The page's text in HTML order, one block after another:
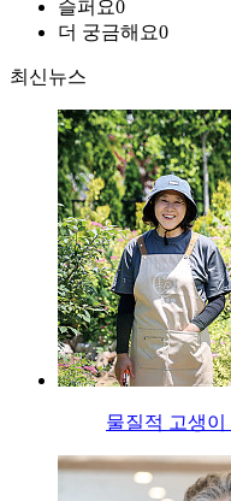
슬퍼요0
더 궁금해요0
최신뉴스
물질적 고생